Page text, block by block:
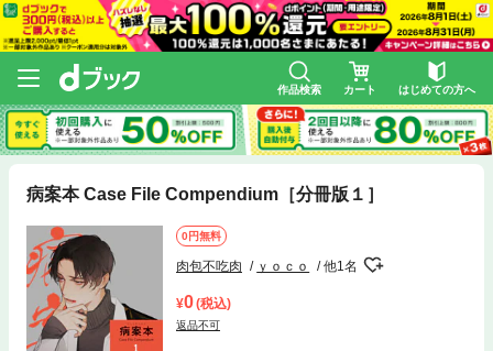
作品検索 カート はじめての方へ
病案本 Case File Compendium［分冊版１］
0円無料
肉包不吃肉 ｙｏｃｏ 他1名
0(税込)
返品不可